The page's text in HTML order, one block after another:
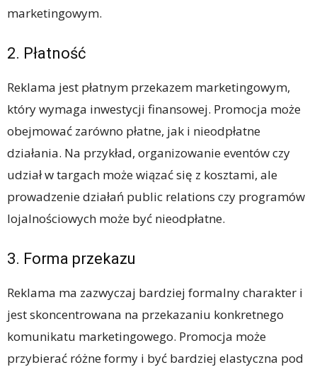
marketingowym.
2. Płatność
Reklama jest płatnym przekazem marketingowym,
który wymaga inwestycji finansowej. Promocja może
obejmować zarówno płatne, jak i nieodpłatne
działania. Na przykład, organizowanie eventów czy
udział w targach może wiązać się z kosztami, ale
prowadzenie działań public relations czy programów
lojalnościowych może być nieodpłatne.
3. Forma przekazu
Reklama ma zazwyczaj bardziej formalny charakter i
jest skoncentrowana na przekazaniu konkretnego
komunikatu marketingowego. Promocja może
przybierać różne formy i być bardziej elastyczna pod